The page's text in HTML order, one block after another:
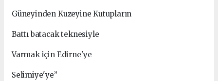
Güneyinden Kuzeyine Kutupların
Battı batacak teknesiyle
Varmak için Edirne'ye
Selimiye'ye”